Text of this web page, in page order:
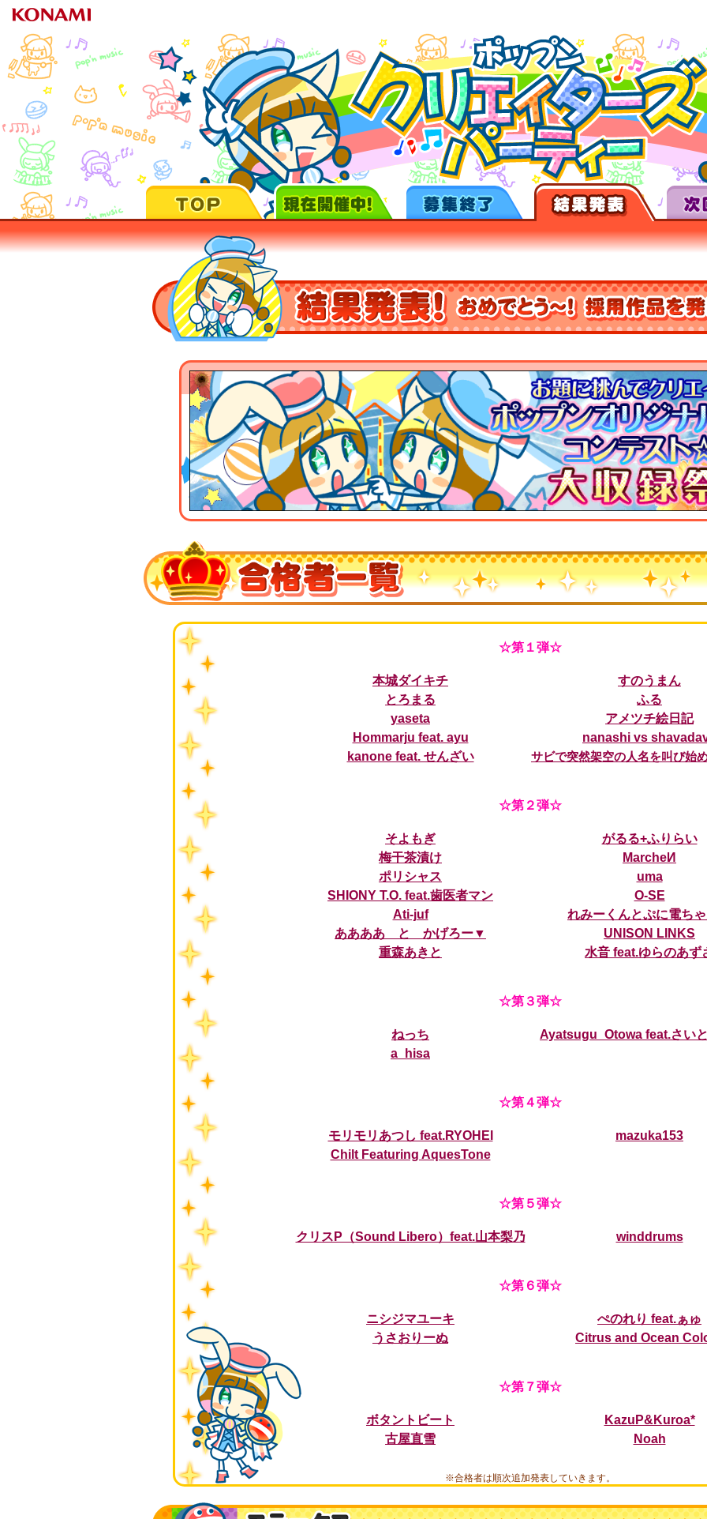
☆第１弾☆
本城ダイキチ
すのうまん
とろまる
ふる
yaseta
アメツチ絵日記
Hommarju feat. ayu
nanashi vs
kanone feat. せんざい
サビで突然架空の人名を叫び始
☆第２弾☆
そよもぎ
がるる+ふりらい
梅干茶漬け
MarcheИ
ポリシャス
uma
SHIONY T.O. feat.歯医者マン
O-SE
Ati-juf
れみーくんとぷに電ち
ああああ と かげろー▼
UNISON LINKS
重森あきと
水音 feat.ゆらのあず
☆第３弾☆
ねっち
Ayatsugu_Otowa feat.さい
a_hisa
☆第４弾☆
モリモリあつし feat.RYOHEI
mazuka153
Chilt Featuring AquesTone
☆第５弾☆
クリスP（Sound Libero）feat.山本梨乃 winddrums
☆第６弾☆
ニシジマユーキ
ぺのれり feat.ぁゅ
うさおりーぬ
Citrus and Ocean
☆第７弾☆
ボタントビート
KazuP&Kuroa*
古屋直雪
Noah
※合格者は順次追加発表していきます。